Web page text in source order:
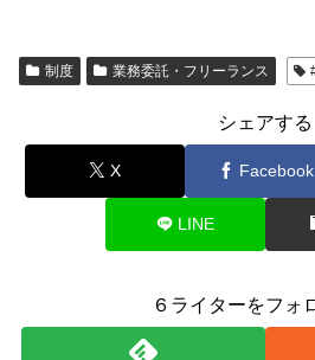
制度 業務委託・フリーランス
シェアする
X Facebook
LINE
６ライターをフォ